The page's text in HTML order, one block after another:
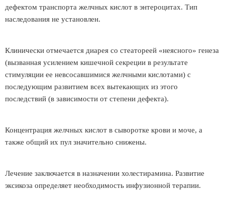
дефектом транспорта желчных кислот в энтероцитах. Тип
наследования не установлен.
Клинически отмечается диарея со стеатореей «неясного» генеза
(вызванная усилением кишечной секреции в результате
стимуляции ее невсосавшимися желчными кислотами) с
последующим развитием всех вытекающих из этого
последствий (в зависимости от степени дефекта).
Концентрация желчных кислот в сыворотке крови и моче, а
также общий их пул значительно снижены.
Лечение заключается в назначении холестирамина. Развитие
эксикоза определяет необходимость инфузионной терапии.